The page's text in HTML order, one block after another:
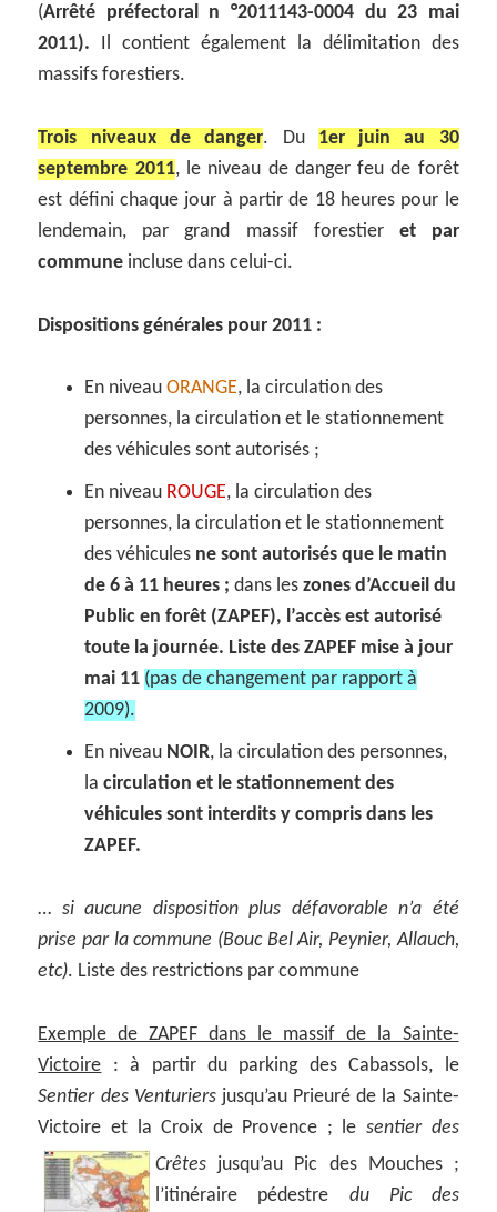
(Arrêté préfectoral n °2011143-0004 du 23 mai
2011). Il contient également la délimitation des
massifs forestiers.
Trois niveaux de danger. Du 1er juin au 30
septembre 2011, le niveau de danger feu de forêt
est défini chaque jour à partir de 18 heures pour le
lendemain, par grand massif forestier et par
commune incluse dans celui-ci.
Dispositions générales pour 2011 :
En niveauORANGE, la circulation des
personnes, la circulation et le stationnement
des véhicules sont autorisés ;
En niveau ROUGE, la circulation des
personnes, la circulation et le stationnement
des véhicules ne sont autorisés que le matin
de 6 à 11 heures ;dans leszones d’Accueil du
Public en forêt (ZAPEF), l’accès est autorisé
toute la journée. Liste des ZAPEF mise à jour
mai 11 (pas de changement par rapport à
2009).
En niveau NOIR, la circulation des personnes,
lacirculation et le stationnement des
véhicules sont interdits y compris dans les
ZAPEF.
… si aucune disposition plus défavorable n’a été
prise par la commune (Bouc Bel Air, Peynier, Allauch,
etc). Liste des restrictions par commune
Exemple de ZAPEF dans le massif de la Sainte-
Victoire : à partir du parking des Cabassols, le
Sentier des Venturiersjusqu’au Prieuré de la Sainte-
Victoire et la Croix de Provence ; le sentier des
Crêtes jusqu’au Pic des Mouches ;
l’itinéraire pédestre du Pic des